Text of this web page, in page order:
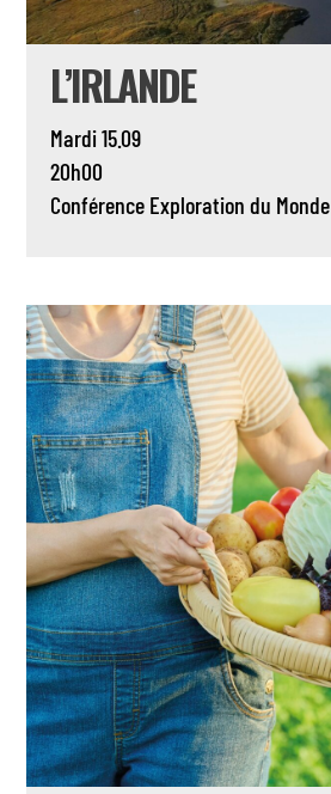
L’IRLANDE
Mardi 15.09
20h00
Conférence Exploration du Monde